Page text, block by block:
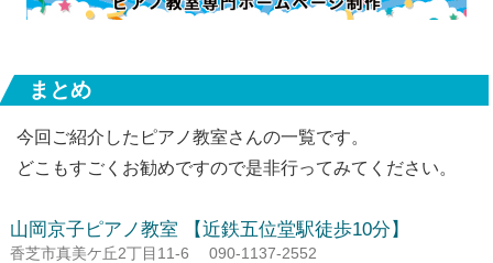
まとめ
今回ご紹介したピアノ教室さんの一覧です。
どこもすごくお勧めですので是非行ってみてください。
山岡京子ピアノ教室 【近鉄五位堂駅徒歩10分】
香芝市真美ケ丘2丁目11-6 090-1137-2552